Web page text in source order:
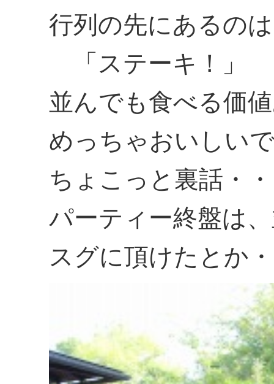
行列の先にあるの
「ステーキ！」
並んでも食べる価
めっちゃおいしい
ちょこっと裏話・
パーティー終盤は
スグに頂けたとか